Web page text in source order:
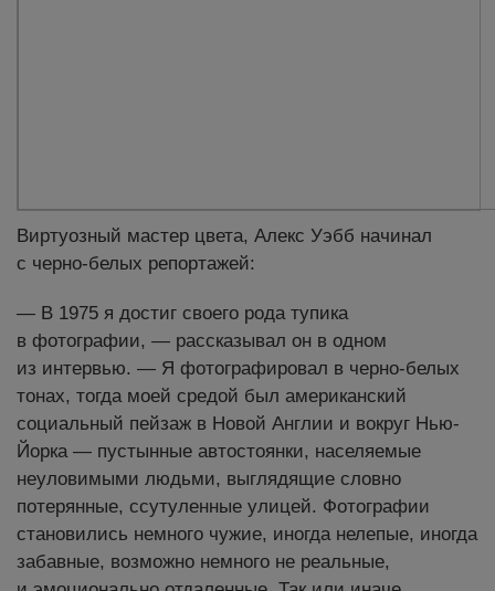
Виртуозный мастер цвета, Алекс Уэбб начинал
с черно-белых репортажей:
— В 1975 я достиг своего рода тупика
в фотографии, — рассказывал он в одном
из интервью. — Я фотографировал в черно-белых
тонах, тогда моей средой был американский
социальный пейзаж в Новой Англии и вокруг Нью-
Йорка — пустынные автостоянки, населяемые
неуловимыми людьми, выглядящие словно
потерянные, ссутуленные улицей. Фотографии
становились немного чужие, иногда нелепые, иногда
забавные, возможно немного не реальные,